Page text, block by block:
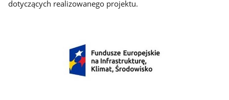
dotyczących realizowanego projektu.